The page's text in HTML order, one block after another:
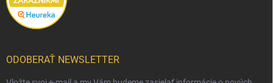
ODOBERAŤ NEWSLETTER